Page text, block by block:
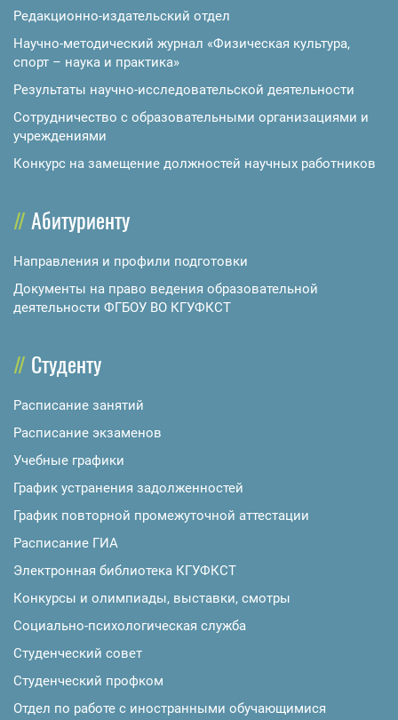
Редакционно-издательский отдел
Научно-методический журнал «Физическая культура,
спорт – наука и практика»
Результаты научно-исследовательской деятельности
Сотрудничество с образовательными организациями и
учреждениями
Конкурс на замещение должностей научных работников
Абитуриенту
Направления и профили подготовки
Документы на право ведения образовательной
деятельности ФГБОУ ВО КГУФКСТ
Студенту
Расписание занятий
Расписание экзаменов
Учебные графики
График устранения задолженностей
График повторной промежуточной аттестации
Расписание ГИА
Электронная библиотека КГУФКСТ
Конкурсы и олимпиады, выставки, смотры
Социально-психологическая служба
Студенческий совет
Студенческий профком
Отдел по работе с иностранными обучающимися